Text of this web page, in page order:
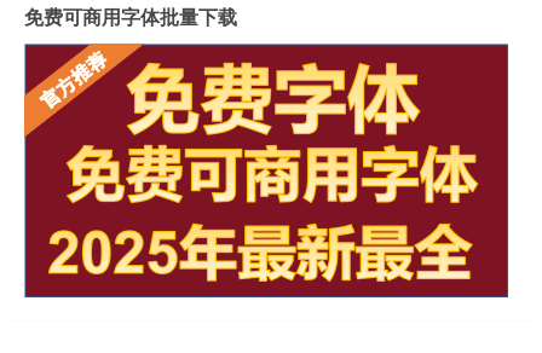
免费可商用字体批量下载